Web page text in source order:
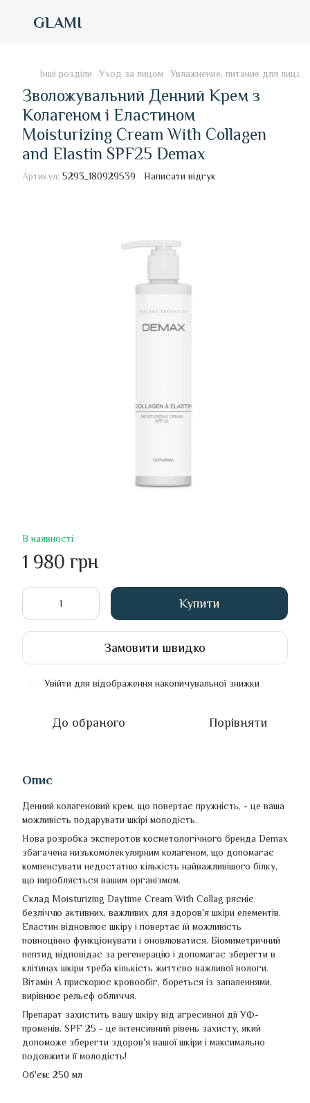
GLAMI
Інші розділи Уход за лицом Увлажнение, питание для лица
Зволожувальний Денний Крем з
Колагеном і Еластином
Moisturizing Сream With Collagen
and Elastin SPF25 Demax
Артикул: 5293_180929539 Написати відгук
В наявності
1 980 грн
Купити
Замовити швидко
Увійти для відображення накопичувальної знижки
До обраного Порівняти
Опис
Денний колагеновий крем, що повертає пружність, - це ваша
можливість подарувати шкірі молодість.
Нова розробка эксперотов косметологічного бренда Demax
збагачена низькомолекулярним колагеном, що допомагає
компенсувати недостатню кількість найважливішого білку,
що виробляється вашим організмом.
Склад Moisturizing Daytime Cream With Collag рясніє
безліччю активних, важливих для здоров'я шкіри елементів.
Еластин відновлює шкіру і повертає їй можливість
повноцінно функціонувати і оновлюватися. Біомиметричний
пептид відповідає за регенерацію і допомагає зберегти в
клітинах шкіри треба кількість життєво важливої вологи.
Вітамін А прискорює кровообіг, бореться із запаленнями,
вирівнює рельєф обличчя.
Препарат захистить вашу шкіру від агресивної дії УФ-
променів. SPF 25 - це інтенсивний рівень захисту, який
допоможе зберегти здоров'я вашої шкіри і максимально
подовжити її молодість!
Об'єм: 250 мл